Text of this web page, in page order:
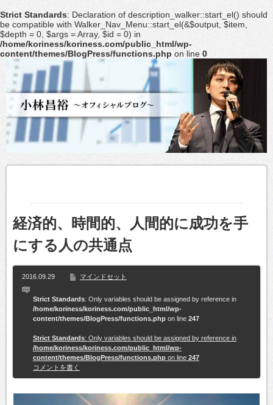
Strict Standards: Declaration of description_walker::start_el() should
be compatible with Walker_Nav_Menu::start_el(&$output, $item,
$depth = 0, $args = Array, $id = 0) in
/home/koriness/koriness.com/public_html/wp-
content/themes/BlogPress/functions.php on line 0
経済的、時間的、人間的に成功を手
にする人の共通点
2016.09.29 マインドセット
Strict Standards: Only variables should be assigned by reference in
/home/koriness/koriness.com/public_html/wp-
content/themes/BlogPress/functions.php on line 247
Strict Standards: Only variables should be assigned by reference in
/home/koriness/koriness.com/public_html/wp-
content/themes/BlogPress/functions.php on line 247
コメントを書く